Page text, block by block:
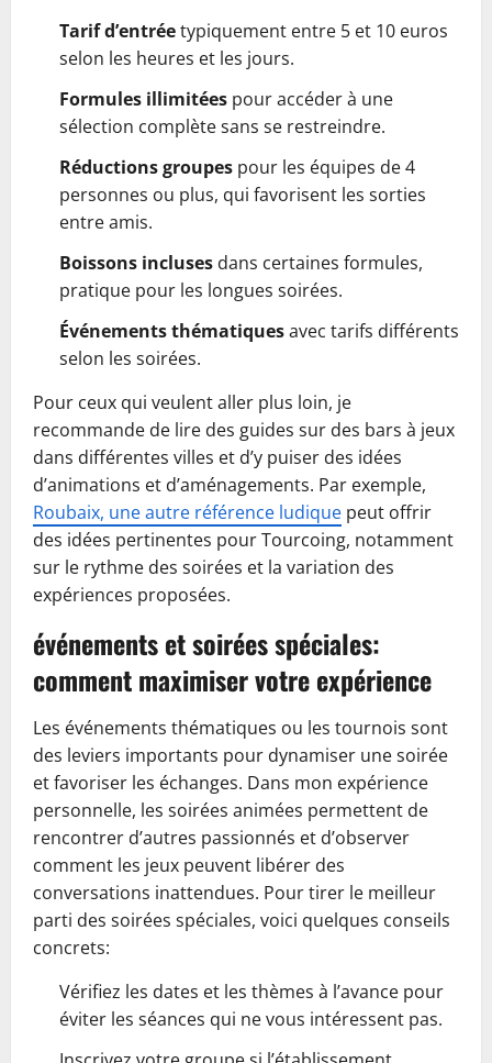
Tarif d’entréetypiquement entre 5 et 10 euros
selon les heures et les jours.
Formules illimitées pour accéder à une
sélection complète sans se restreindre.
Réductions groupes pour les équipes de 4
personnes ou plus, qui favorisent les sorties
entre amis.
Boissons incluses dans certaines formules,
pratique pour les longues soirées.
Événements thématiquesavec tarifs différents
selon les soirées.
Pour ceux qui veulent aller plus loin, je
recommande de lire des guides sur des bars à jeux
dans différentes villes et d’y puiser des idées
d’animations et d’aménagements. Par exemple,
Roubaix, une autre référence ludique peut offrir
des idées pertinentes pour Tourcoing, notamment
sur le rythme des soirées et la variation des
expériences proposées.
événements et soirées spéciales:
comment maximiser votre expérience
Les événements thématiques ou les tournois sont
des leviers importants pour dynamiser une soirée
et favoriser les échanges. Dans mon expérience
personnelle, les soirées animées permettent de
rencontrer d’autres passionnés et d’observer
comment les jeux peuvent libérer des
conversations inattendues. Pour tirer le meilleur
parti des soirées spéciales, voici quelques conseils
concrets:
Vérifiez les dates et les thèmes à l’avance pour
éviter les séances qui ne vous intéressent pas.